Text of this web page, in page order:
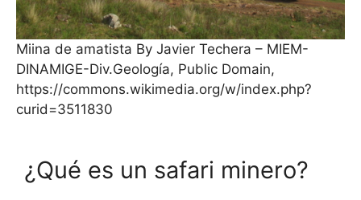
Miina de amatista By Javier Techera – MIEM-
DINAMIGE-Div.Geología, Public Domain,
https://commons.wikimedia.org/w/index.php?
curid=3511830
¿Qué es un safari minero?